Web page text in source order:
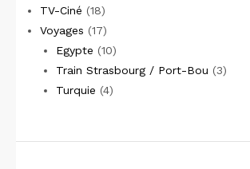
TV-Ciné (18)
Voyages (17)
Egypte (10)
Train Strasbourg / Port-Bou (3)
Turquie (4)